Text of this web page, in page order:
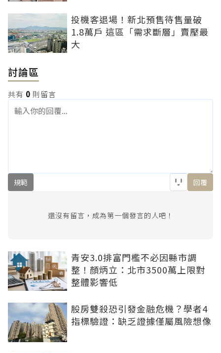
投機客退場！新北預售待售量破
1.8萬戶 這區「需求斷層」賣壓最
大
討論區
共有 0 則留言
規範 回覆
還沒有留言，成為第一個發言的人吧！
青安3.0排富門檻不必因縣市調
整！顏炳立：北市3500萬上限對
整體影響低
股房雙殺恐引發金融危機？學者4
指標驗證：缺乏證據僅屬風險想像